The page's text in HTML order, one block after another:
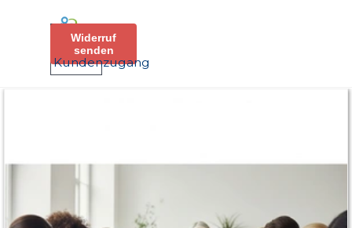
Widerruf
senden
Kundenzugang
Menü überspringen